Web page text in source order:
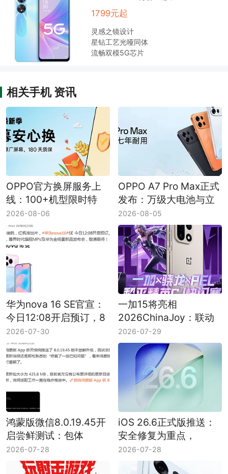
1799元起
灵感之镜设计
星钻工艺光哑同体
流畅双模5G芯片
相关手机 资讯
OPPO官方换屏服务上
线：100+机型限时特
惠，原厂屏享180天质
保
2026-08-06
OPPO A7 Pro Max正式
发布：万级大电池与立
体浮雕纹理成看点
2026-08-05
华为nova 16 SE官宣：
今日12:08开启预订，8
月5日正式发布
2026-07-30
一加15将亮相
2026ChinaJoy：联动
PEL举办和平精英CJ快
闪赛
2026-07-29
鸿蒙版微信8.0.19.45开
启尝鲜测试：包体
425.8MB，修复已知问
2026-07-28
iOS 26.6正式版推送：
安全修复为重点，
Spotlight体验或有优化
2026-07-28